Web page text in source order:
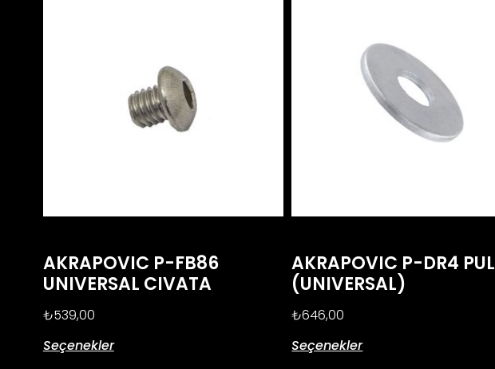
AKRAPOVIC P-FB86
UNIVERSAL CIVATA
₺539,00
Seçenekler
AKRAPOVIC P-DR4 PUL
(UNIVERSAL)
₺646,00
Seçenekler